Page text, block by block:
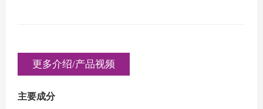
更多介绍/产品视频
主要成分